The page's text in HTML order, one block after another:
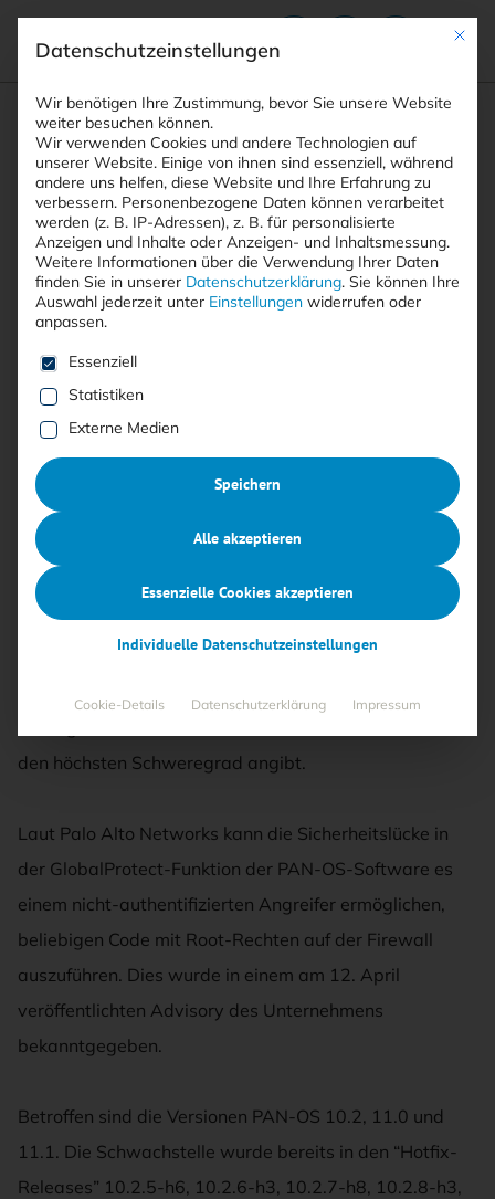
Suchfeld
Suchen
Breadcrumb-Navigation
STARTSEITE
ARTIKEL
AKUTE GEFAHR DURCH KRITISCHE …
Free
Akute Gefahr durch kritische
PAN-OS-Schwachstelle
17.04.2024
Netzwerksicherheit
Lesezeit 1 Min.
Palo Alto Networks warntdavor, dass eine kritische
Schwachstelle in der PAN-OS-Software seiner
GlobalProtect-Gateways aktiv ausgenutzt wird. Die
den höchsten Schweregrad angibt.
Laut Palo Alto Networks kann die Sicherheitslücke in
der GlobalProtect-Funktion der PAN-OS-Software es
einem nicht-authentifizierten Angreifer ermöglichen,
beliebigen Code mit Root-Rechten auf der Firewall
auszuführen. Dies wurde in einem am 12. April
veröffentlichten Advisory des Unternehmens
bekanntgegeben.
Betroffen sind die Versionen PAN-OS 10.2, 11.0 und
11.1. Die Schwachstelle wurde bereits in den “Hotfix-
Releases” 10.2.5-h6, 10.2.6-h3, 10.2.7-h8, 10.2.8-h3,
Mit
Datenschutzeinstellungen
Wir benötigen Ihre Zustimmung, bevor Sie unsere Website
weiter besuchen können.
Wir verwenden Cookies und andere Technologien auf
unserer Website. Einige von ihnen sind essenziell, während
andere uns helfen, diese Website und Ihre Erfahrung zu
verbessern. Personenbezogene Daten können verarbeitet
werden (z. B. IP-Adressen), z. B. für personalisierte
Anzeigen und Inhalte oder Anzeigen- und Inhaltsmessung.
Weitere Informationen über die Verwendung Ihrer Daten
finden Sie in unserer Datenschutzerklärung. Sie können Ihre
Auswahl jederzeit unter Einstellungen widerrufen oder
anpassen.
Es folgt eine Liste der Service-Gruppen, für die eine
Essenziell
Statistiken
Externe Medien
Speichern
Alle akzeptieren
Essenzielle Cookies akzeptieren
Individuelle Datenschutzeinstellungen
Cookie-Details Datenschutzerklärung Impressum